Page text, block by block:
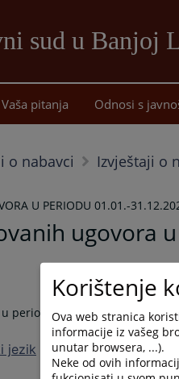
sud u Banjoj
Vaša pitanja Odnosi s
o nabavci Izvještaji o
U PERIODU 01.01.-
ugovora
u periodu 01.01.-
jezik
Korištenje
Ova web stranica
informacije iz vašeg
unutar browsera, ...).
Neke od ovih